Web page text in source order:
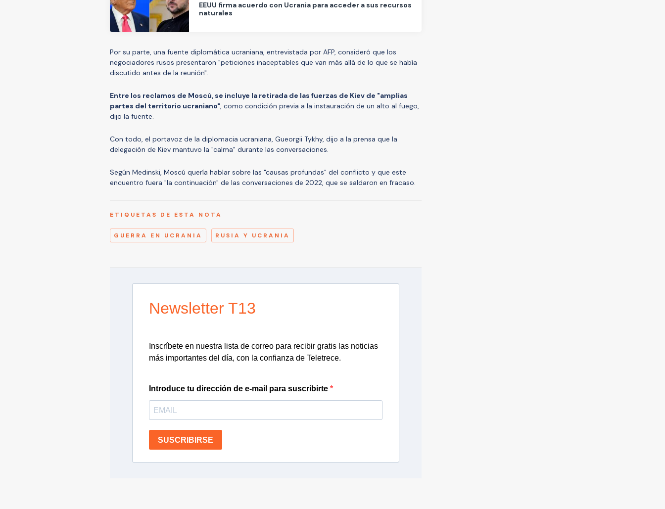
EEUU firma acuerdo con Ucrania para acceder a sus recursos
naturales
Por su parte, una fuente diplomática ucraniana, entrevistada por AFP, consideró que los
negociadores rusos presentaron "peticiones inaceptables que van más allá de lo que se había
discutido antes de la reunión".
Entre los reclamos de Moscú, se incluye la retirada de las fuerzas de Kiev de "amplias
partes del territorio ucraniano", como condición previa a la instauración de un alto al fuego,
dijo la fuente.
Con todo, el portavoz de la diplomacia ucraniana, Gueorgii Tykhy, dijo a la prensa que la
delegación de Kiev mantuvo la "calma" durante las conversaciones.
Según Medinski, Moscú quería hablar sobre las "causas profundas" del conflicto y que este
encuentro fuera "la continuación" de las conversaciones de 2022, que se saldaron en fracaso.
ETIQUETAS DE ESTA NOTA
GUERRA EN UCRANIA RUSIA Y UCRANIA
Newsletter T13
Inscríbete en nuestra lista de correo para recibir gratis las noticias
más importantes del día, con la confianza de Teletrece.
Introduce tu dirección de e-mail para suscribirte
SUSCRIBIRSE